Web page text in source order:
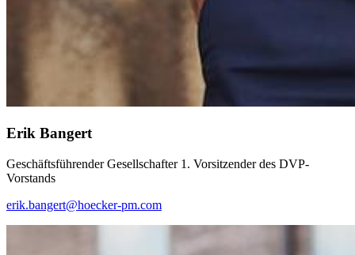
Erik Bangert
Geschäftsführender Gesellschafter 1. Vorsitzender des DVP-
Vorstands
erik.bangert@hoecker-pm.com